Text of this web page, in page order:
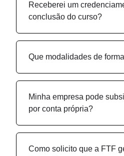
Receberei um
conclusão do curso?
Que modalidades de
Minha empresa pode
por conta própria?
Como solicito que a FTF